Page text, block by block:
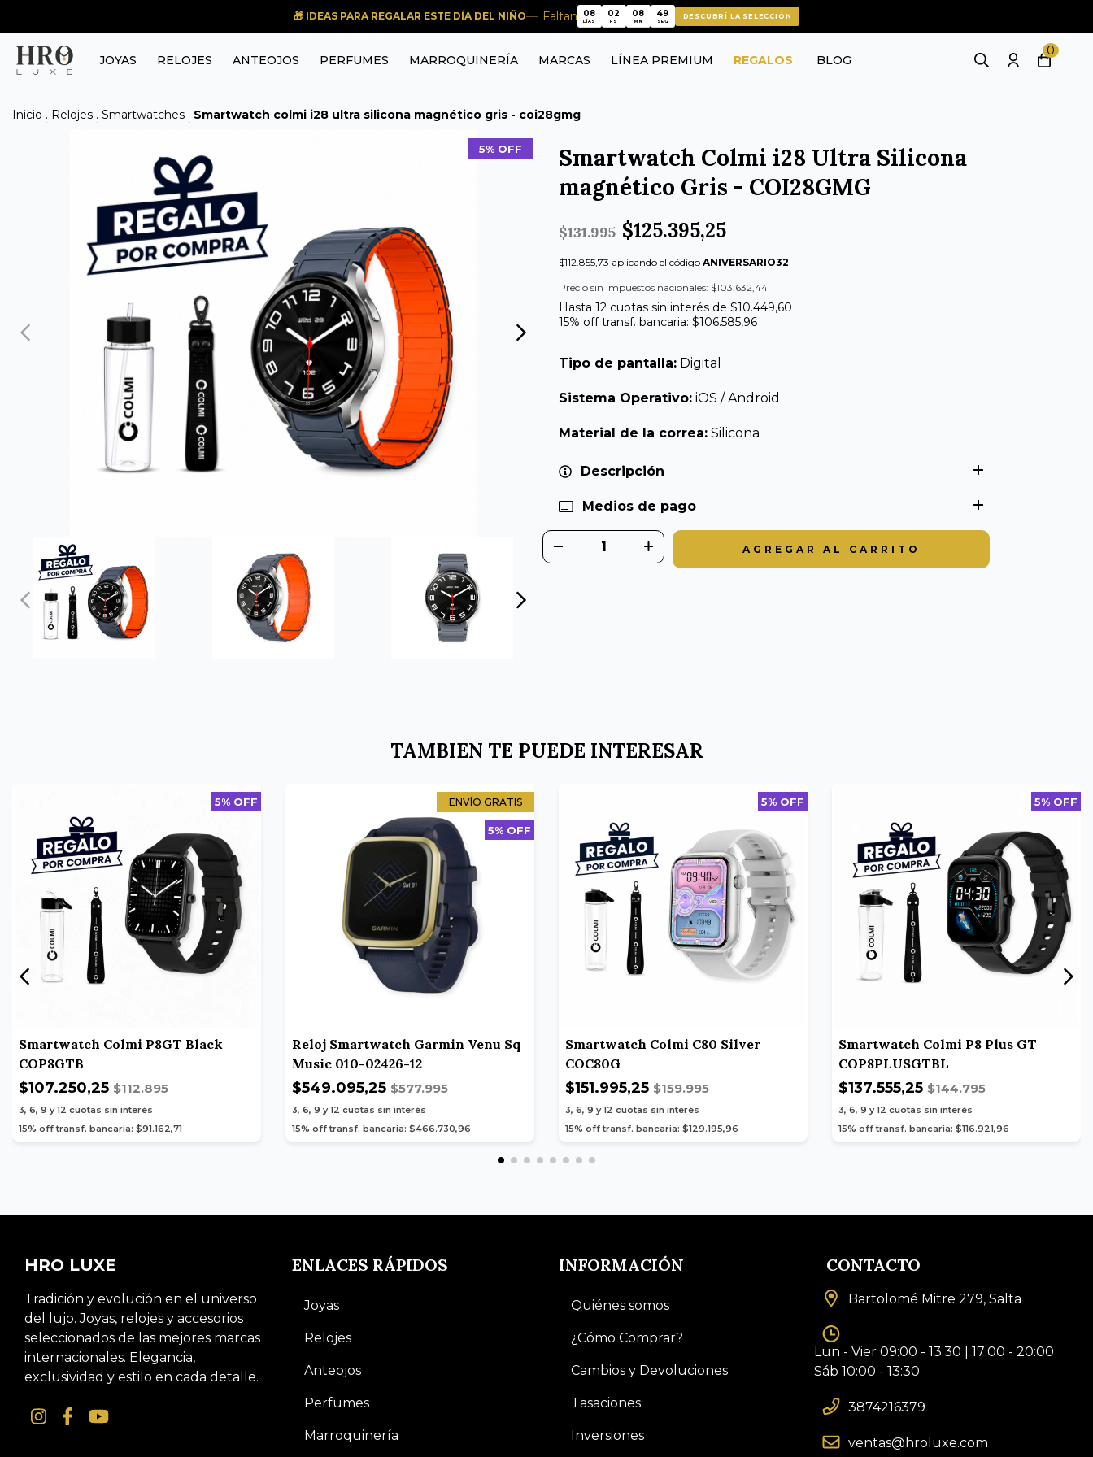
🎁 IDEAS PARA REGALAR ESTE DÍA DEL NIÑO Faltan
08
08
DÍAS
02
02
HS
08
08
MIN
48
48
SEG
DESCUBRÍ LA SELECCIÓN
JOYAS RELOJES ANTEOJOS PERFUMES MARROQUINERÍA MARCAS LÍNEA PREMIUM REGALOS BLOG
0
Inicio . Relojes . Smartwatches . Smartwatch colmi i28 ultra silicona magnético gris - coi28gmg
5% OFF
Smartwatch Colmi i28 Ultra Silicona
magnético Gris - COI28GMG
$131.995 $125.395,25
$112.855,73 aplicando el código ANIVERSARIO32
Precio sin impuestos nacionales: $103.632,44
Hasta 12 cuotas sin interés de $10.449,60
15% off transf. bancaria: $106.585,96
Tipo de pantalla: Digital
Sistema Operativo: iOS / Android
Material de la correa: Silicona
Descripción
Medios de pago
TAMBIEN TE PUEDE INTERESAR
5% OFF
Smartwatch Colmi P8GT Black
COP8GTB
$107.250,25 $112.895
3, 6, 9 y 12 cuotas sin interés
15% off transf. bancaria: $91.162,71
ENVÍO GRATIS
5% OFF
Reloj Smartwatch Garmin Venu Sq
Music 010-02426-12
$549.095,25 $577.995
3, 6, 9 y 12 cuotas sin interés
15% off transf. bancaria: $466.730,96
5% OFF
Smartwatch Colmi C80 Silver
COC80G
$151.995,25 $159.995
3, 6, 9 y 12 cuotas sin interés
15% off transf. bancaria: $129.195,96
5% OFF
Smartwatch Colmi P8 Plus GT
COP8PLUSGTBL
$137.555,25 $144.795
3, 6, 9 y 12 cuotas sin interés
15% off transf. bancaria: $116.921,96
HRO LUXE
Tradición y evolución en el universo
del lujo. Joyas, relojes y accesorios
seleccionados de las mejores marcas
internacionales. Elegancia,
exclusividad y estilo en cada detalle.
ENLACES RÁPIDOS
Joyas
Relojes
Anteojos
Perfumes
Marroquinería
INFORMACIÓN
Quiénes somos
¿Cómo Comprar?
Cambios y Devoluciones
Tasaciones
Inversiones
CONTACTO
Bartolomé Mitre 279, Salta
Lun - Vier 09:00 - 13:30 | 17:00 - 20:00
Sáb 10:00 - 13:30
3874216379
ventas@hroluxe.com